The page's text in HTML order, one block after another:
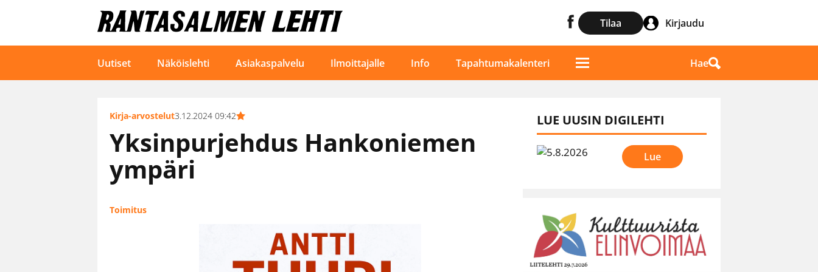
Tilaa Kirjaudu
Uutiset Näköislehti Asiakaspalvelu Ilmoittajalle Info Tapahtumakalenteri Hae
Kirja-arvostelut3.12.2024 09:42
Yksinpurjehdus Hankoniemen
ympäri
Toimitus
LUE UUSIN DIGILEHTI
Lue